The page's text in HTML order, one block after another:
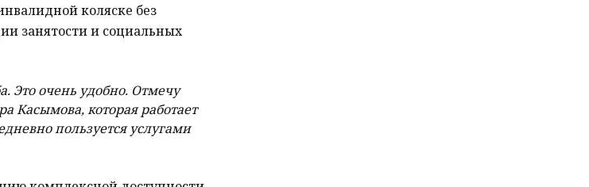
коляске без
занятости и социальных
Это очень удобно. Отмечу
Касымова, которая работает
пользуется услугами